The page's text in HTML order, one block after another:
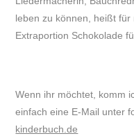
leben zu können, heißt
Extraportion Schokolade
Wenn ihr möchtet, komm
einfach eine E-Mail unter
kinderbuch.de